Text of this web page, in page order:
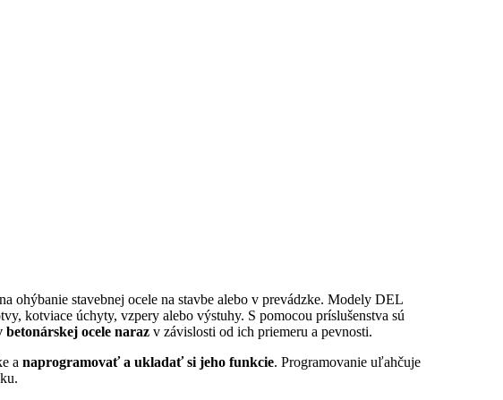
ohýbanie stavebnej ocele na stavbe alebo v prevádzke. Modely DEL
kotviace úchyty, vzpery alebo výstuhy. S pomocou príslušenstva sú
ocele naraz v závislosti od ich priemeru a pevnosti.
a naprogramovať a ukladať si jeho funkcie. Programovanie uľahčuje